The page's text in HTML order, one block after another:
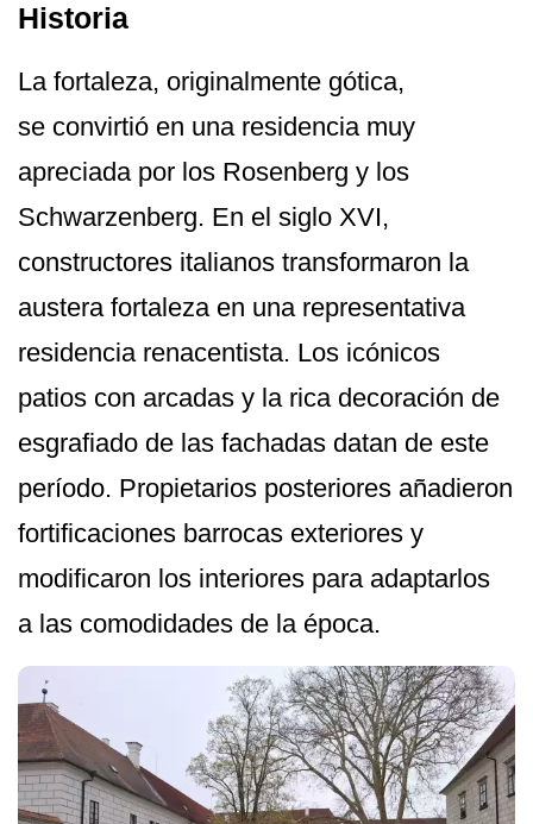
Historia
La fortaleza, originalmente gótica,
se convirtió en una residencia muy
apreciada por los Rosenberg y los
Schwarzenberg. En el siglo XVI,
constructores italianos transformaron la
austera fortaleza en una representativa
residencia renacentista. Los icónicos
patios con arcadas y la rica decoración de
esgrafiado de las fachadas datan de este
período. Propietarios posteriores añadieron
fortificaciones barrocas exteriores y
modificaron los interiores para adaptarlos
a las comodidades de la época.